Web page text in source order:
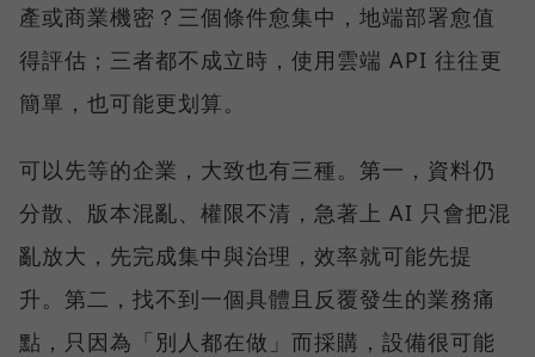
產或商業機密？三個條件愈集中，地端部署愈值
得評估；三者都不成立時，使用雲端 API 往往更
簡單，也可能更划算。
可以先等的企業，大致也有三種。第一，資料仍
分散、版本混亂、權限不清，急著上 AI 只會把混
亂放大，先完成集中與治理，效率就可能先提
升。第二，找不到一個具體且反覆發生的業務痛
點，只因為「別人都在做」而採購，設備很可能